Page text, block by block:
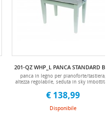
collegamento 3 tedali
universalespegnimento automatico dopo
30 minuti di inattivitàspeaker: 2 x
15wbluetooth 5.0: interazione con app
alimentatore, pedale sustain, leggìo,
10 kg .dicono di noi: -sm strumenti
panca in legno per pianoforte/tastiera,
altezza regolabile, seduta in sky imbottita
panchette, panche, bench, sgabelli,
sgabello, panca per pianoforte, panche
pianoforti, legno, piano, acustico, digitale,
acustici, digitali, coda, verticale, a muro,
€ 138,99
Disponibile